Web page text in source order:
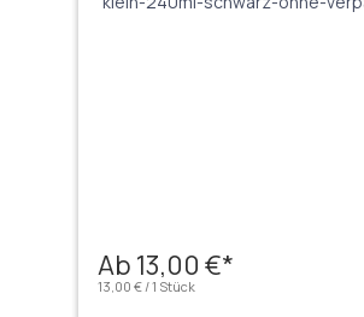
Ab 13,00 €*
13,00 € / 1 Stück